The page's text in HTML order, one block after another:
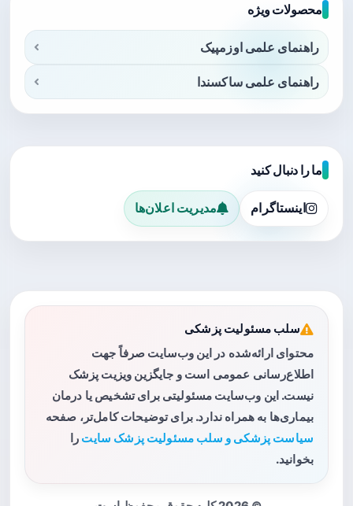
محصولات ویژه
راهنمای علمی اوزمپیک
راهنمای علمی ساکسندا
ما را دنبال کنید
اینستاگرام مدیریت اعلان‌ها
سلب مسئولیت پزشکی
محتوای ارائه‌شده در این وب‌سایت صرفاً جهت
اطلاع‌رسانی عمومی است و جایگزین ویزیت پزشک
نیست. این وب‌سایت مسئولیتی برای تشخیص یا درمان
بیماری‌ها به همراه ندارد. برای توضیحات کامل‌تر، صفحه
سیاست پزشکی و سلب مسئولیت پزشک سایت را
بخوانید.